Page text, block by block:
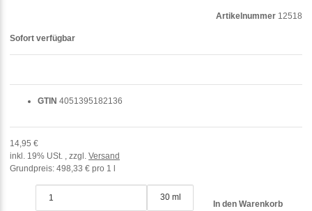
Artikelnummer 12518
GTIN 4051395182136
14,95 €
inkl. 19% USt. , zzgl. Versand
Grundpreis: 498,33 € pro 1 l
30 ml
In den Warenkorb
Sofort verfügbar